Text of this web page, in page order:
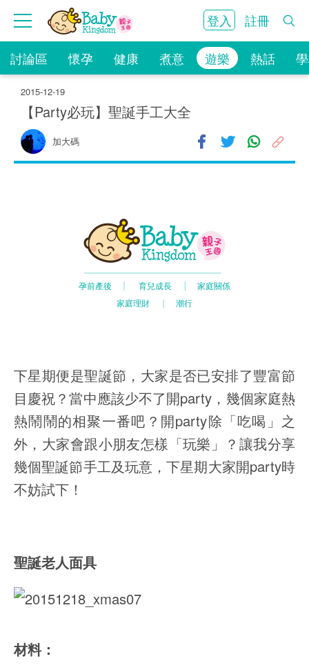
登入 註冊
討論區 懷孕 健康 煮意 遊樂 熱話
2015-12-19
【Party必玩】聖誕手工大全
加大碼
下星期便是聖誕節，大家是否已安排了豐富節
目慶祝？當中應該少不了開party，幾個家庭熱
熱鬧鬧的相聚一番吧？開party除「吃喝」之
外，大家會跟小朋友怎樣「玩樂」？讓我分享
幾個聖誕節手工及玩意，下星期大家開party時
不妨試下！
聖誕老人面具
材料：